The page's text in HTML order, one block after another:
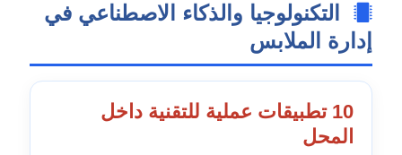
التكنولوجيا والذكاء الاصطناعي في
إدارة الملابس
10 تطبيقات عملية للتقنية داخل
المحل